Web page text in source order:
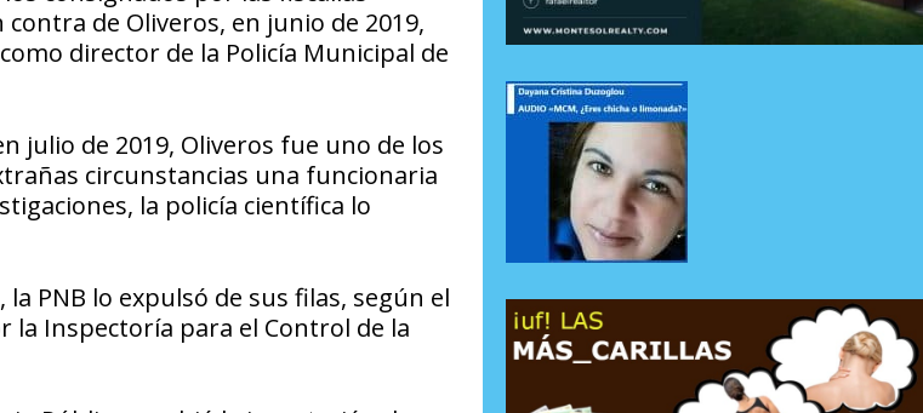
de Oliveros, en junio de 2019,
director de la Policía Municipal de
julio de 2019, Oliveros fue uno de los
circunstancias una funcionaria
la policía científica lo
PNB lo expulsó de sus filas, según el
la Inspectoría para el Control de la